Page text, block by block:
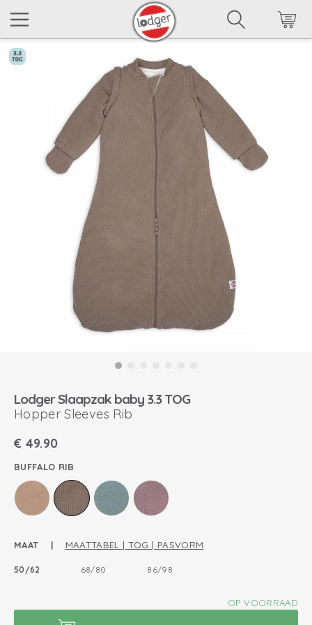
Lodger Slaapzak baby 3.3 TOG
Hopper Sleeves Rib
€ 49.90
BUFFALO RIB
MAAT | MAATTABEL | TOG | PASVORM
50/62 68/80 86/98
OP VOORRAAD